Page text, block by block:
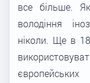
все більше.
володіння
ніколи. Ще в